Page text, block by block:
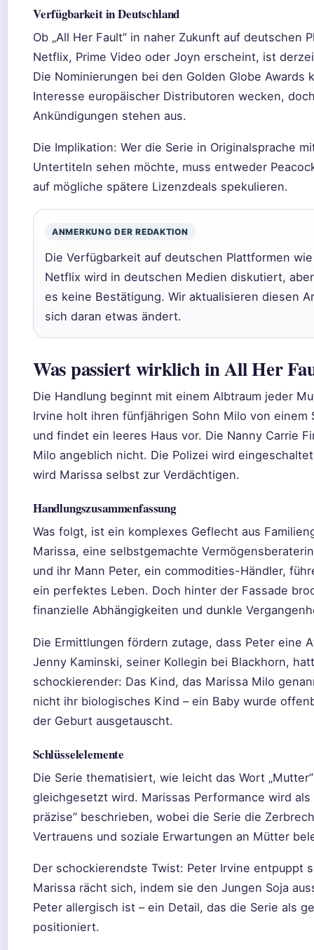
Verfügbarkeit in Deutschland
Ob „All Her Fault” in naher Zukunft auf deutschen
Netflix, Prime Video oder Joyn erscheint, ist
Die Nominierungen bei den Golden Globe Awards
Interesse europäischer Distributoren wecken,
Ankündigungen stehen aus.
Die Implikation: Wer die Serie in Originalsprache
Untertiteln sehen möchte, muss entweder
auf mögliche spätere Lizenzdeals spekulieren.
ANMERKUNG DER REDAKTION
Die Verfügbarkeit auf deutschen Plattformen
Netflix wird in deutschen Medien diskutiert,
es keine Bestätigung. Wir aktualisieren diesen
sich daran etwas ändert.
Was passiert wirklich in All Her
Die Handlung beginnt mit einem Albtraum jeder
Irvine holt ihren fünfjährigen Sohn Milo von einem
und findet ein leeres Haus vor. Die Nanny Carrie
Milo angeblich nicht. Die Polizei wird
wird Marissa selbst zur Verdächtigen.
Handlungszusammenfassung
Was folgt, ist ein komplexes Geflecht aus
Marissa, eine selbstgemachte
und ihr Mann Peter, ein commodities-Händler,
ein perfektes Leben. Doch hinter der Fassade
finanzielle Abhängigkeiten und dunkle
Die Ermittlungen fördern zutage, dass Peter eine
Jenny Kaminski, seiner Kollegin bei Blackhorn,
schockierender: Das Kind, das Marissa Milo
nicht ihr biologisches Kind – ein Baby wurde
der Geburt ausgetauscht.
Schlüsselelemente
Die Serie thematisiert, wie leicht das Wort
gleichgesetzt wird. Marissas Performance wird als
präzise” beschrieben, wobei die Serie die
Vertrauens und soziale Erwartungen an Mütter
Der schockierendste Twist: Peter Irvine entpuppt
Marissa rächt sich, indem sie den Jungen Soja
Peter allergisch ist – ein Detail, das die Serie als
positioniert.